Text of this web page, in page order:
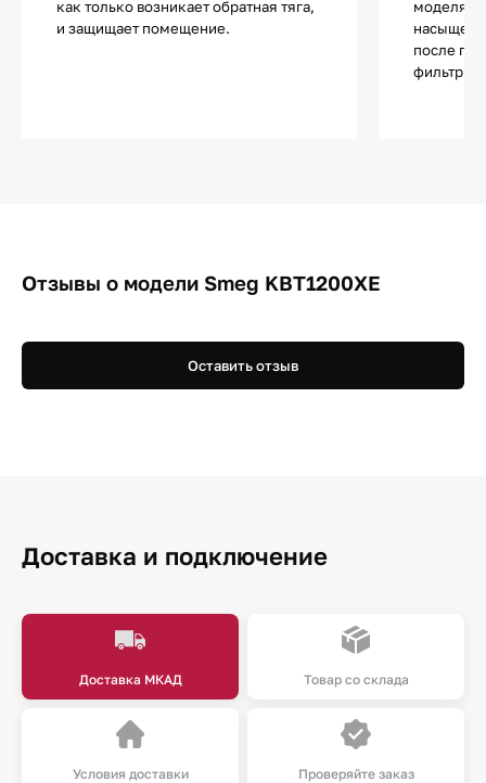
как только возникает обратная тяга,
и защищает помещение.
моделях
после
фильтр
Отзывы о модели Smeg KBT1200XE
Оставить отзыв
Доставка и подключение
Доставка МКАД Товар со склада
Условия доставки Проверяйте заказ